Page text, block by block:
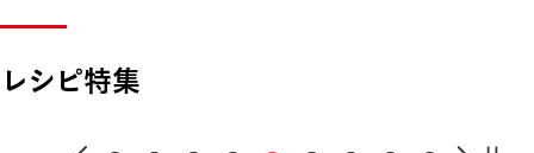
レシピ特集